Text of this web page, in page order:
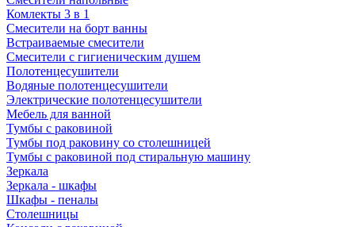
Комлекты 3 в 1
Смесители на борт ванны
Встраиваемые смесители
Смесители с гигиеническим душем
Полотенцесушители
Водяные полотенцесушители
Электрические полотенцесушители
Мебель для ванной
Тумбы с раковиной
Тумбы под раковину со столешницей
Тумбы с раковиной под стиральную машину
Зеркала
Зеркала - шкафы
Шкафы - пеналы
Столешницы